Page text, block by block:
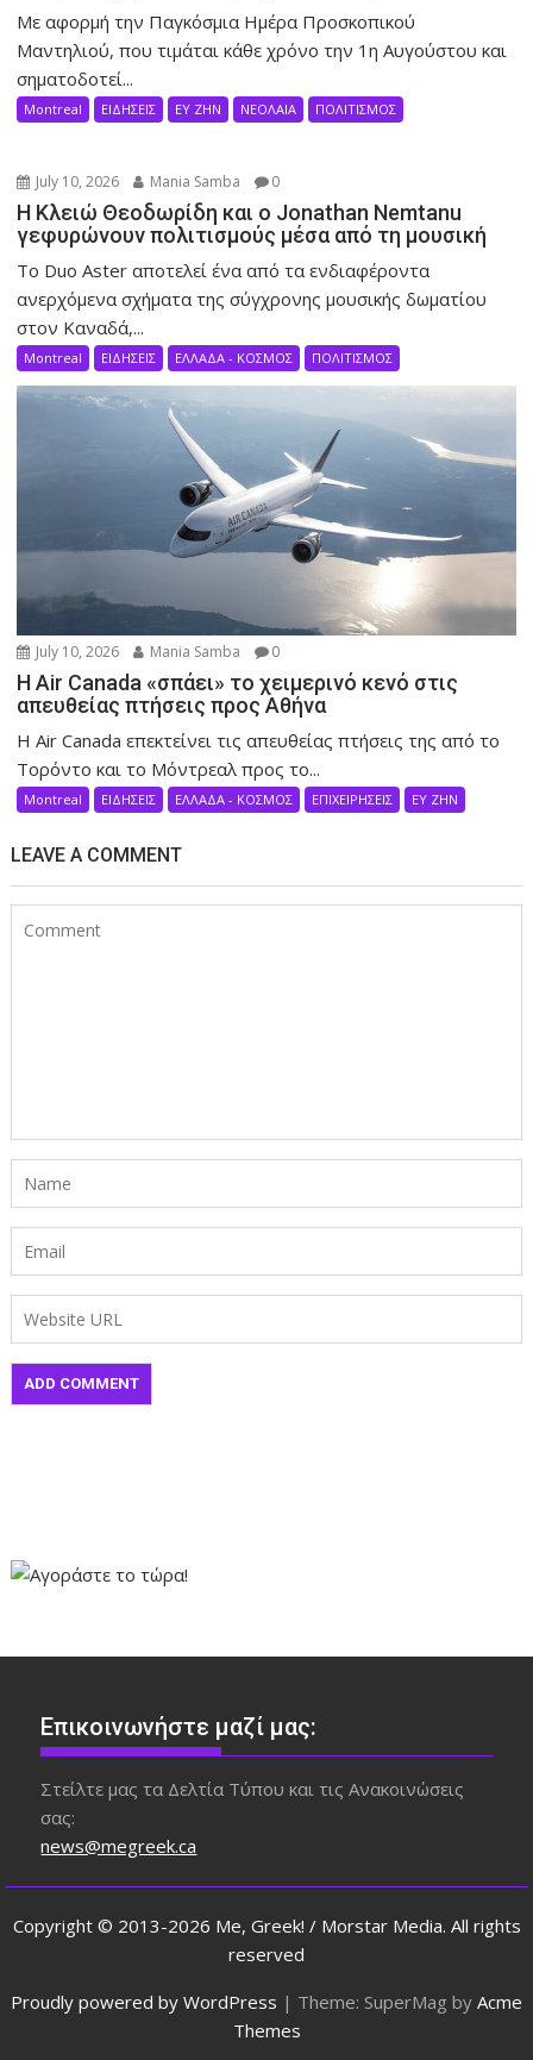
Με αφορμή την Παγκόσμια Ημέρα Προσκοπικού
Μαντηλιού, που τιμάται κάθε χρόνο την 1η Αυγούστου και
σηματοδοτεί...
Montreal ΕΙΔΗΣΕΙΣ ΕΥ ΖΗΝ ΝΕΟΛΑΙΑ ΠΟΛΙΤΙΣΜΟΣ
July 10, 2026 Mania Samba 0
Η Κλειώ Θεοδωρίδη και ο Jonathan Nemtanu
γεφυρώνουν πολιτισμούς μέσα από τη μουσική
Το Duo Aster αποτελεί ένα από τα ενδιαφέροντα
ανερχόμενα σχήματα της σύγχρονης μουσικής δωματίου
στον Καναδά,...
Montreal ΕΙΔΗΣΕΙΣ ΕΛΛΑΔΑ - ΚΟΣΜΟΣ ΠΟΛΙΤΙΣΜΟΣ
July 10, 2026 Mania Samba 0
Η Air Canada «σπάει» το χειμερινό κενό στις
απευθείας πτήσεις προς Αθήνα
Η Air Canada επεκτείνει τις απευθείας πτήσεις της από το
Τορόντο και το Μόντρεαλ προς το...
Montreal ΕΙΔΗΣΕΙΣ ΕΛΛΑΔΑ - ΚΟΣΜΟΣ ΕΠΙΧΕΙΡΗΣΕΙΣ ΕΥ ΖΗΝ
LEAVE A COMMENT
Επικοινωνήστε μαζί μας:
Στείλτε μας τα Δελτία Τύπου και τις Ανακοινώσεις
σας:
news@megreek.ca
Copyright © 2013-2026 Me, Greek! / Morstar Media. All rights
reserved
Proudly powered by WordPress | Theme: SuperMag by Acme
Themes